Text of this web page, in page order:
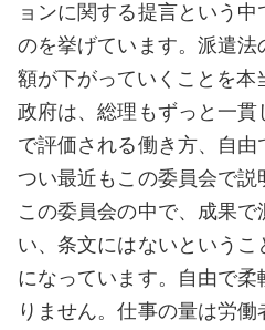
ョンに関する提言という
のを挙げています。派遣
額が下がっていくことを本
政府は、総理もずっと一
で評価される働き方、自由
つい最近もこの委員会で説
この委員会の中で、成果
い、条文にはないという
になっています。自由で
りません。仕事の量は労